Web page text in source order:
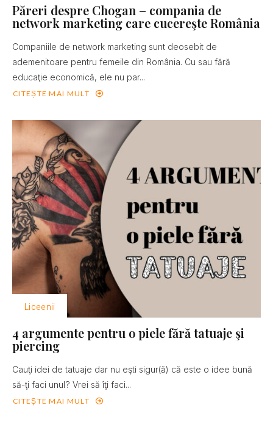
Păreri despre Chogan – compania de
network marketing care cucereşte România
Companiile de network marketing sunt deosebit de
ademenitoare pentru femeile din România. Cu sau fără
educaţie economică, ele nu par...
CITEȘTE MAI MULT
Liceenii
4 argumente pentru o piele fără tatuaje şi
piercing
Cauţi idei de tatuaje dar nu eşti sigur(ă) că este o idee bună
să-ţi faci unul? Vrei să îţi faci...
CITEȘTE MAI MULT